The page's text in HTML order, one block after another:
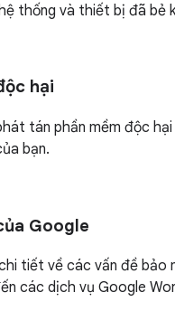
thống và thiết bị đã bẻ
hại
tán phần mềm độc hại
bạn.
Google
tiết về các vấn đề bảo
các dịch vụ Google